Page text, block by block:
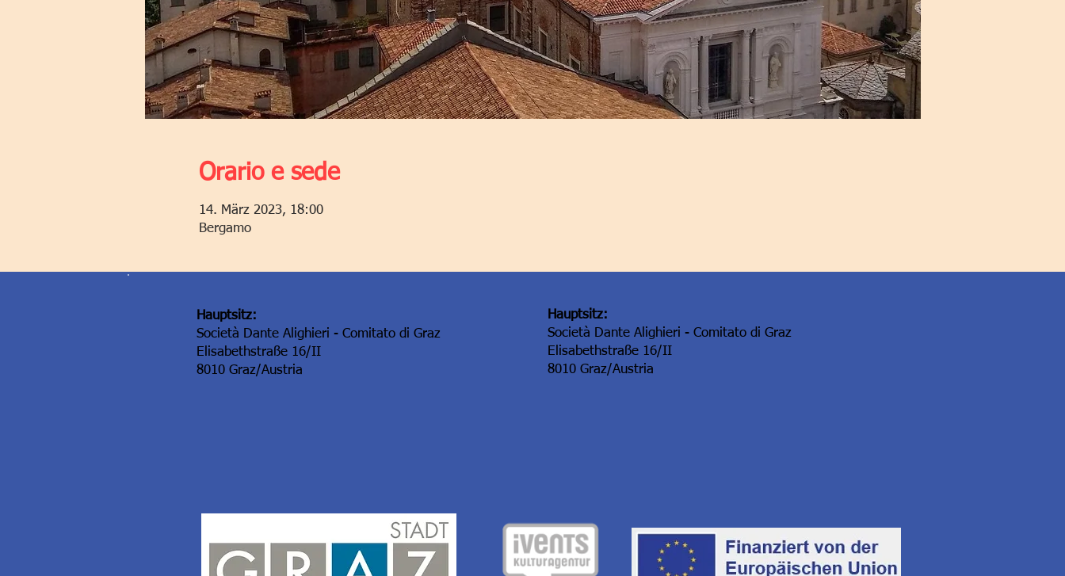
Orario e sede
14. März 2023, 18:00
Bergamo
Hauptsitz:
Società Dante Alighieri - Comitato di Graz
Elisabethstraße 16/II
8010 Graz/Austria
Hauptsitz:
Società Dante Alighieri - Comitato di Graz
Elisabethstraße 16/II
8010 Graz/Austria